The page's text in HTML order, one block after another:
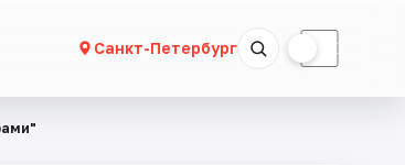
Санкт-Петербург ☾